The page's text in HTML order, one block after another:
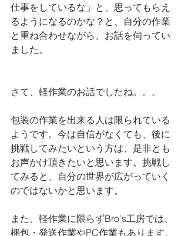
仕事をしているな」と、思ってもらえ
るようになるのかな？と、自分の作業
と重ね合わせながら、お話を伺ってい
ました。
さて、軽作業のお話でしたね。。。
包装の作業を出来る人は限られている
ようです。今は自信がなくても、後に
挑戦してみたいという方は、是非とも
お声かけ頂きたいと思います。挑戦し
てみると、自分の世界が広がっていく
のではないかと思います。
また、軽作業に限らずBro's工房では、
梱包・発送作業やPC作業もあります。